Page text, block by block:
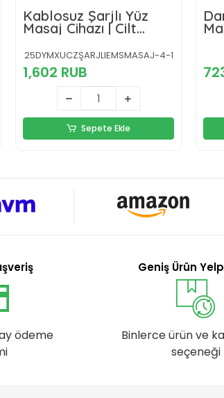
Kablosuz Şarjlı Yüz
Masaj Cihazı | Cilt
Yenileyici ve Nem
Dengeleyici
25DYMXUCZŞARJLIEMSMASAJ-4-1
1,602 RUB
Sepete Ekle
ödeme
Geniş Ürün
Binlerce ürün ve
seçeneği